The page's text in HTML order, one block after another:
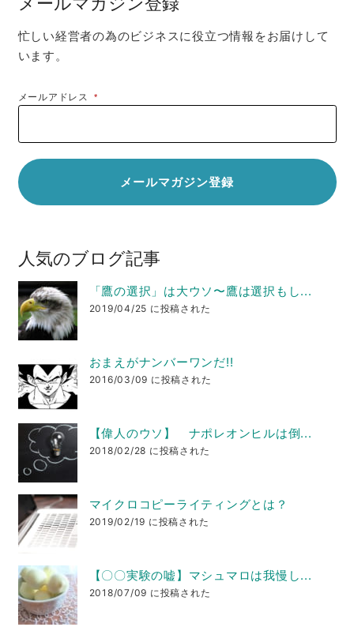
忙しい経営者の為のビジネスに役立つ情報をお届けして
います。
メールアドレス*
人気のブログ記事
「鷹の選択」は大ウソ〜鷹は選択もし...
2019/04/25 に投稿された
おまえがナンバーワンだ!!
2016/03/09 に投稿された
【偉人のウソ】 ナポレオンヒルは倒...
2018/02/28 に投稿された
マイクロコピーライティングとは？
2019/02/19 に投稿された
【〇〇実験の嘘】マシュマロは我慢し...
2018/07/09 に投稿された